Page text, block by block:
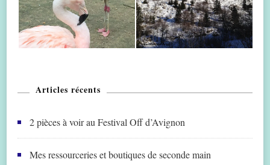
Articles récents
2 pièces à voir au Festival Off d’Avignon
Mes ressourceries et boutiques de seconde main